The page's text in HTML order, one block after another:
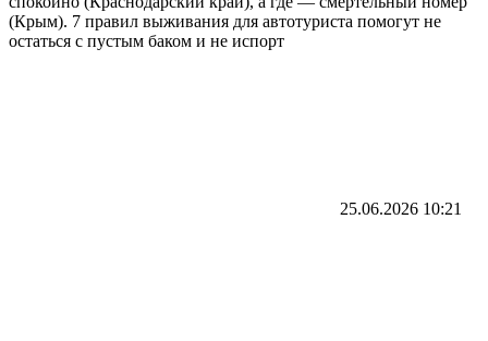
(Крым). 7 правил выживания для автотуриста помогут не
остаться с пустым баком и не испорт
25.06.2026 10:21